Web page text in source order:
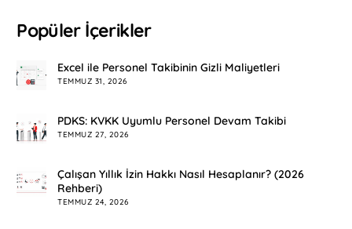
Popüler İçerikler
Excel ile Personel Takibinin Gizli Maliyetleri
TEMMUZ 31, 2026
PDKS: KVKK Uyumlu Personel Devam Takibi
TEMMUZ 27, 2026
Çalışan Yıllık İzin Hakkı Nasıl Hesaplanır? (2026
Rehberi)
TEMMUZ 24, 2026